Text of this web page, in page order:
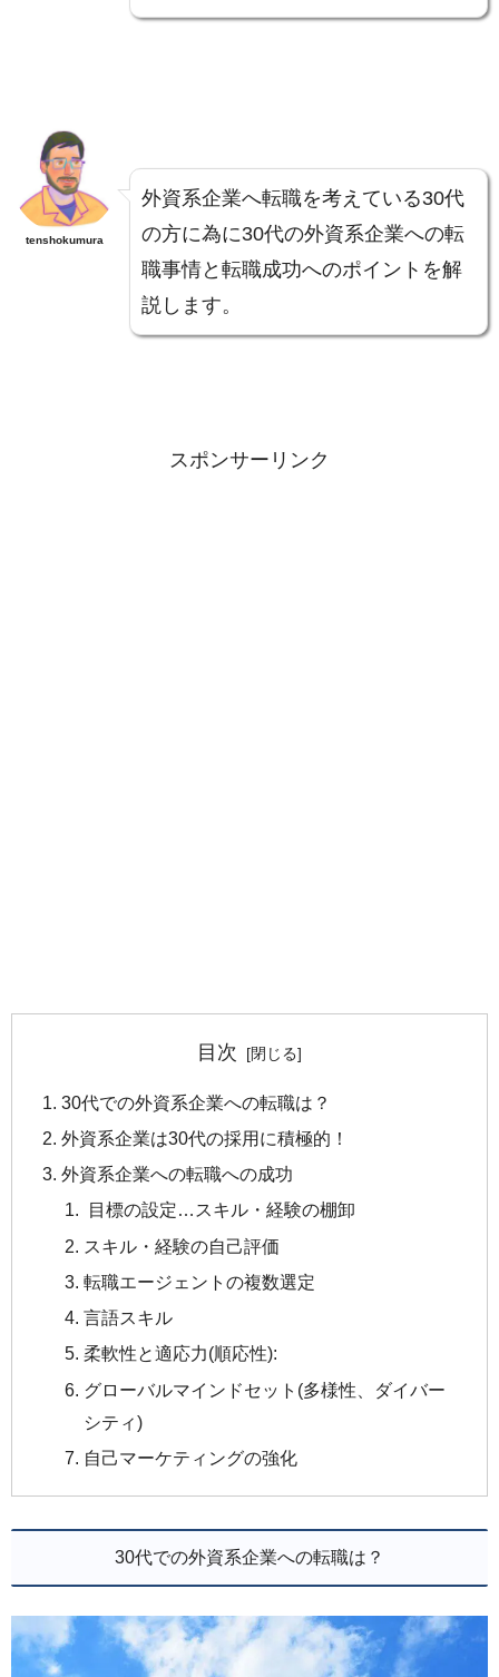
tenshokumura
外資系企業へ転職を考えている30代
の方に為に30代の外資系企業への転
職事情と転職成功へのポイントを解
説します。
スポンサーリンク
目次
30代での外資系企業への転職は？
外資系企業は30代の採用に積極的！
外資系企業への転職への成功
目標の設定…スキル・経験の棚卸
スキル・経験の自己評価
転職エージェントの複数選定
言語スキル
柔軟性と適応力(順応性):
グローバルマインドセット(多様性、ダイバー
シティ)
自己マーケティングの強化
30代での外資系企業への転職は？